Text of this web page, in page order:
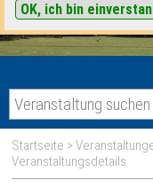
OK, ich bin
Startseite >
Veranstaltungsdetails